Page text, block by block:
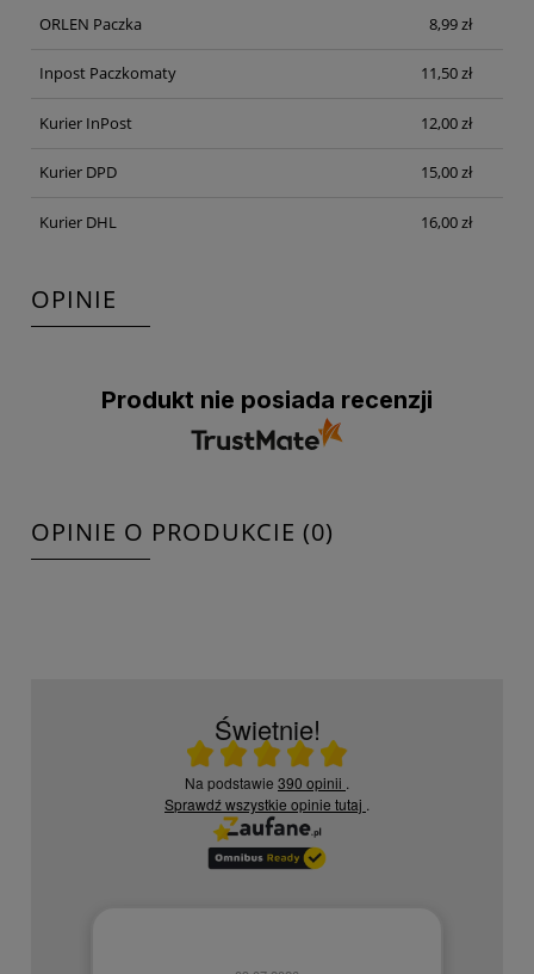
ORLEN Paczka
8,99 zł
Inpost Paczkomaty 11,50 zł
Kurier InPost 12,00 zł
Kurier DPD 15,00 zł
Kurier DHL 16,00 zł
OPINIE
Produkt nie posiada recenzji
OPINIE O PRODUKCIE (0)
Świetnie!
Ocena średnia 5 na 5
Na podstawie 390 opinii .
Sprawdź wszystkie opinie tutaj .